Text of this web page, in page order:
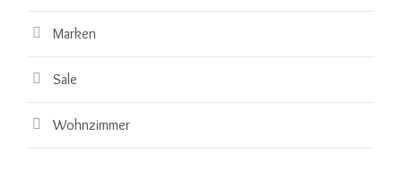
Marken
Sale
Wohnzimmer